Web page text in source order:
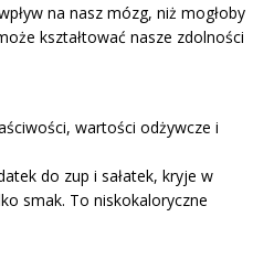
na nasz mózg, niż mogłoby
kształtować nasze zdolności
wartości odżywcze i
do zup i sałatek, kryje w
smak. To niskokaloryczne